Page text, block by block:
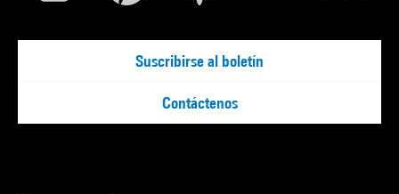
Suscribirse al boletín
Contáctenos